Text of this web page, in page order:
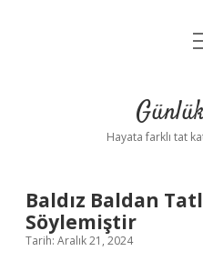
Hayata farklı tat
Baldız Baldan
Söylemiştir
Tarih: Aralık 21, 2024